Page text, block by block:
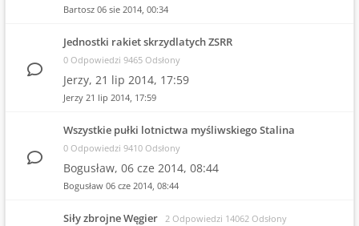
Bartosz 06 sie 2014, 00:34
Jednostki rakiet skrzydlatych ZSRR
0 Odpowiedzi 9465 Odsłony
Jerzy, 21 lip 2014, 17:59
Jerzy 21 lip 2014, 17:59
Wszystkie pułki lotnictwa myśliwskiego Stalina
0 Odpowiedzi 9410 Odsłony
Bogusław, 06 cze 2014, 08:44
Bogusław 06 cze 2014, 08:44
Siły zbrojne Węgier 2 Odpowiedzi 14062 Odsłony